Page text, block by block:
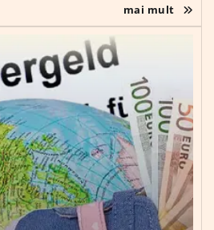
mai mult